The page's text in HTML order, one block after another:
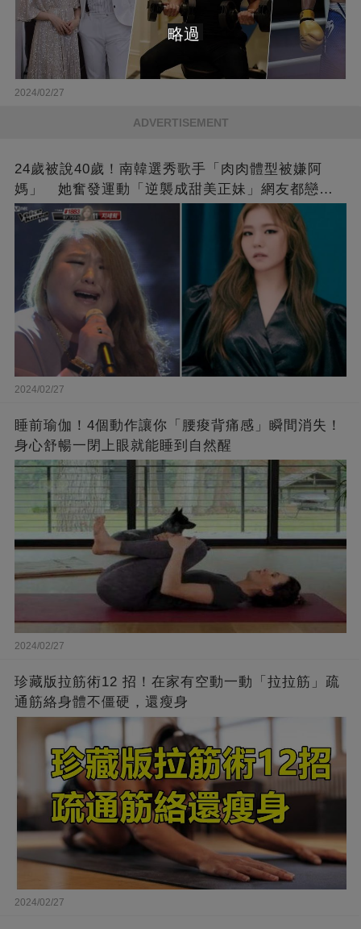
2024/02/27
ADVERTISEMENT
24歲被說40歲！南韓選秀歌手「肉肉體型被嫌阿
媽」 她奮發運動「逆襲成甜美正妹」網友都戀愛
了❤
2024/02/27
睡前瑜伽！4個動作讓你「腰痠背痛感」瞬間消失！
身心舒暢一閉上眼就能睡到自然醒
2024/02/27
珍藏版拉筋術12 招！在家有空動一動「拉拉筋」疏
通筋絡身體不僵硬，還瘦身
2024/02/27
略過